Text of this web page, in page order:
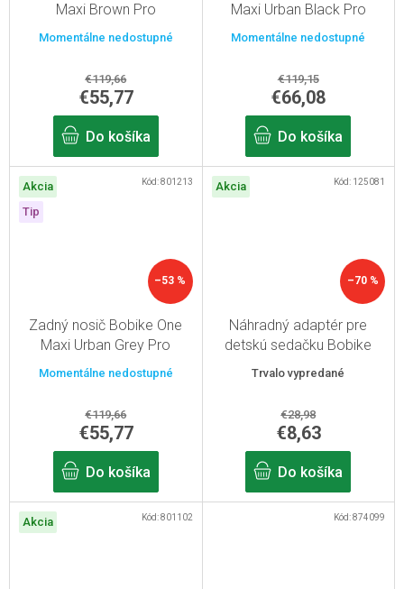
Maxi Brown Pro
Momentálne nedostupné
€119,66
€55,77
Do košíka
Maxi Urban Black Pro
Momentálne nedostupné
€119,15
€66,08
Do košíka
Akcia
Tip
–53 %
Zadný nosič Bobike One
Maxi Urban Grey Pro
Momentálne nedostupné
€119,66
€55,77
Do košíka
Kód:801213 Akcia
–70 %
Náhradný adaptér pre
detskú sedačku Bobike
Trvalo vypredané
€28,98
€8,63
Do košíka
Kód: 125081
Akcia Kód:801102 Kód:874099